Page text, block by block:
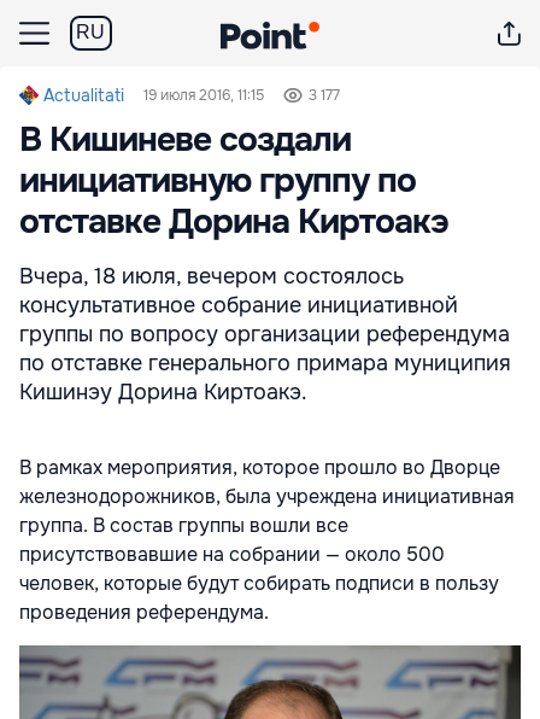
RU
Actualitati 19 июля 2016, 11:15 3 177
В Кишиневе создали
инициативную группу по
отставке Дорина Киртоакэ
Вчера, 18 июля, вечером состоялось
консультативное собрание инициативной
группы по вопросу организации референдума
по отставке генерального примара муниципия
Кишинэу Дорина Киртоакэ.
В рамках мероприятия, которое прошло во Дворце
железнодорожников, была учреждена инициативная
группа. В состав группы вошли все
присутствовавшие на собрании — около 500
человек, которые будут собирать подписи в пользу
проведения референдума.